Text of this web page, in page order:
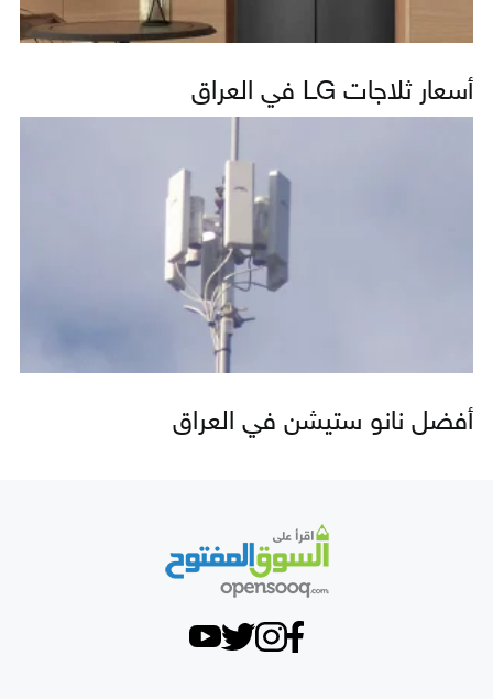
أسعار ثلاجات LG في العراق
أفضل نانو ستيشن في العراق